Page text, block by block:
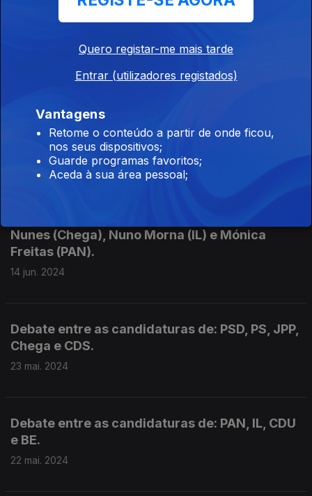
Legislativa da Madeira: Nuno Maciel (PSD), Rui
Caetano (PS), Rafael Nunes (JPP), Miguel
Mónica Freitas (PAN)
28 jun. 2024
Debate entre deputados à Assembleia
Nunes (Chega), Nuno Morna (IL) e Mónica
Freitas (PAN).
14 jun. 2024
Debate entre as candidaturas de: PSD, PS, JPP,
Chega e CDS.
23 mai. 2024
Debate entre as candidaturas de: PAN, IL, CDU
e BE.
22 mai. 2024
Quero registar-me mais tarde
Entrar (utilizadores registados)
Vantagens
Retome o conteúdo a partir de onde ficou,
nos seus dispositivos;
Guarde programas favoritos;
Aceda à sua área pessoal;